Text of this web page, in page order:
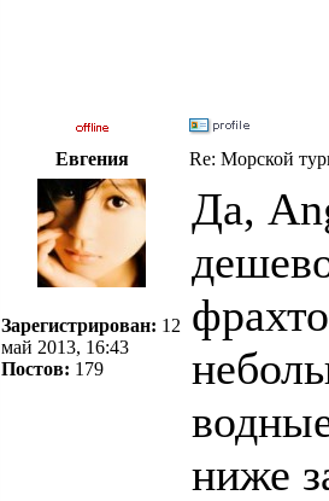
Евгения Re: Морской
Зарегистрирован: 12
май 2013, 16:43
Постов: 179
Да,
ниже